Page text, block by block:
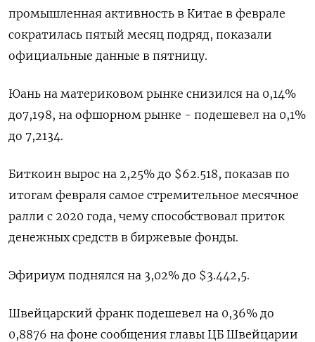
промышленная активность в Китае в феврале
сократилась пятый месяц подряд, показали
официальные данные в пятницу.
Юань на материковом рынке снизился на 0,14%
до​ 7,198​, на офшорном рынке - подешевел на 0,1%
до 7,2134.
Биткоин вырос на 2,25% до $62.518, показав по
итогам февраля самое стремительное месячное
ралли с 2020 года, чему способствовал приток
денежных средств в биржевые фонды.
Эфириум поднялся на 3,02% до $3.442,5.
Швейцарский франк подешевел на 0,36% до
0,8876​ на фоне сообщения главы ЦБ Швейцарии